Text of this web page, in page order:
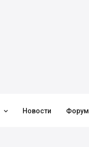
 Новости Форум